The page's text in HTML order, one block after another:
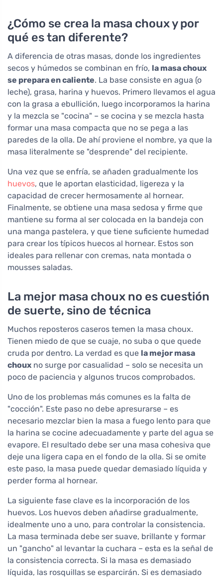
¿Cómo se crea la masa choux y por
qué es tan diferente?
A diferencia de otras masas, donde los ingredientes
secos y húmedos se combinan en frío, la masa choux
se prepara en caliente. La base consiste en agua (o
leche), grasa, harina y huevos. Primero llevamos el agua
con la grasa a ebullición, luego incorporamos la harina
y la mezcla se "cocina" – se cocina y se mezcla hasta
formar una masa compacta que no se pega a las
paredes de la olla. De ahí proviene el nombre, ya que la
masa literalmente se "desprende" del recipiente.
Una vez que se enfría, se añaden gradualmente los
huevos, que le aportan elasticidad, ligereza y la
capacidad de crecer hermosamente al hornear.
Finalmente, se obtiene una masa sedosa y firme que
mantiene su forma al ser colocada en la bandeja con
una manga pastelera, y que tiene suficiente humedad
para crear los típicos huecos al hornear. Estos son
ideales para rellenar con cremas, nata montada o
mousses saladas.
La mejor masa choux no es cuestión
de suerte, sino de técnica
Muchos reposteros caseros temen la masa choux.
Tienen miedo de que se cuaje, no suba o que quede
cruda por dentro. La verdad es que la mejor masa
choux no surge por casualidad – solo se necesita un
poco de paciencia y algunos trucos comprobados.
Uno de los problemas más comunes es la falta de
"cocción". Este paso no debe apresurarse – es
necesario mezclar bien la masa a fuego lento para que
la harina se cocine adecuadamente y parte del agua se
evapore. El resultado debe ser una masa cohesiva que
deje una ligera capa en el fondo de la olla. Si se omite
este paso, la masa puede quedar demasiado líquida y
perder forma al hornear.
La siguiente fase clave es la incorporación de los
huevos. Los huevos deben añadirse gradualmente,
idealmente uno a uno, para controlar la consistencia.
La masa terminada debe ser suave, brillante y formar
un "gancho" al levantar la cuchara – esta es la señal de
la consistencia correcta. Si la masa es demasiado
líquida, las rosquillas se esparcirán. Si es demasiado